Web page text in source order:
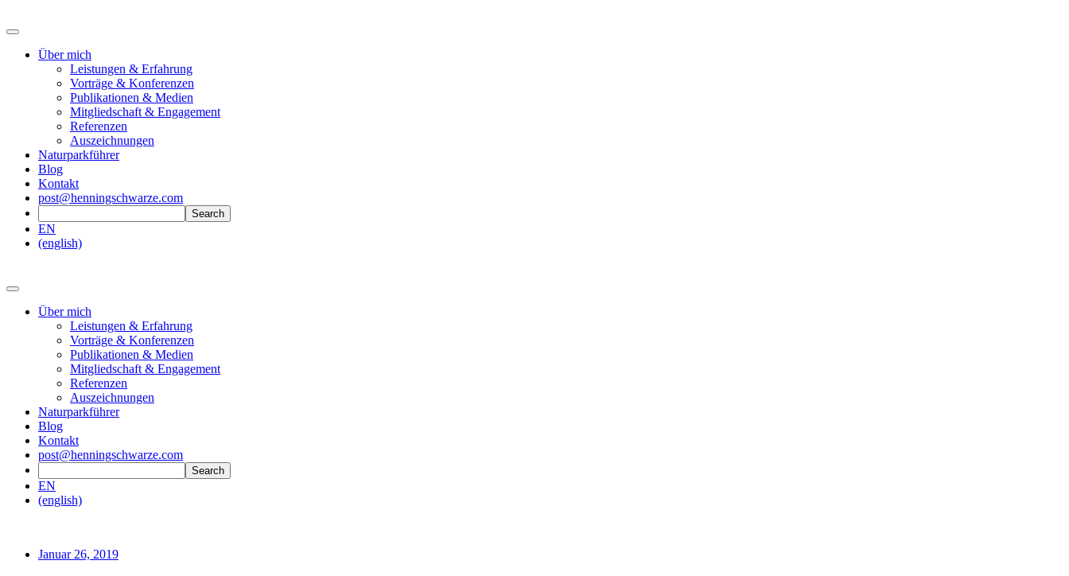
Über mich
Leistungen & Erfahrung
Vorträge & Konferenzen
Publikationen & Medien
Mitgliedschaft & Engagement
Referenzen
Auszeichnungen
Naturparkführer
Blog
Kontakt
post@henningschwarze.com
EN
(english)
Über mich
Leistungen & Erfahrung
Vorträge & Konferenzen
Publikationen & Medien
Mitgliedschaft & Engagement
Referenzen
Auszeichnungen
Naturparkführer
Blog
Kontakt
post@henningschwarze.com
EN
(english)
Januar 26, 2019